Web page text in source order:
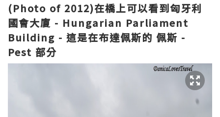
(Photo of 2012)在橋上可以看到匈牙利
國會大廈 - Hungarian Parliament
Building - 這是在布達佩斯的 佩斯 -
Pest 部分